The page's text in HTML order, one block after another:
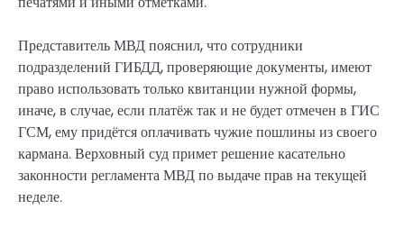
Представитель МВД пояснил, что сотрудники
подразделений ГИБДД, проверяющие документы, имеют
право использовать только квитанции нужной формы,
иначе, в случае, если платёж так и не будет отмечен в ГИС
ГСМ, ему придётся оплачивать чужие пошлины из своего
кармана. Верховный суд примет решение касательно
законности регламента МВД по выдаче прав на текущей
неделе.